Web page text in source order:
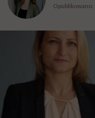
Opublikowano: